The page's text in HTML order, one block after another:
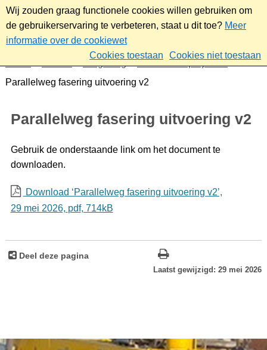
Wij zouden graag functionele cookies willen gebruiken om
de gebruikerservaring te verbeteren, staat u dit toe? Meer
informatie over de cookiewet
Cookies toestaan
Cookies niet toestaan
Omgeving
Plannen en projecten
Parallelweg fasering uitvoering v2
Parallelweg fasering uitvoering v2
Gebruik de onderstaande link om het document te
downloaden.
Download ‘Parallelweg fasering uitvoering v2’,
29 mei 2026, pdf, 714kB
Deel deze pagina
Laatst gewijzigd: 29 mei 2026